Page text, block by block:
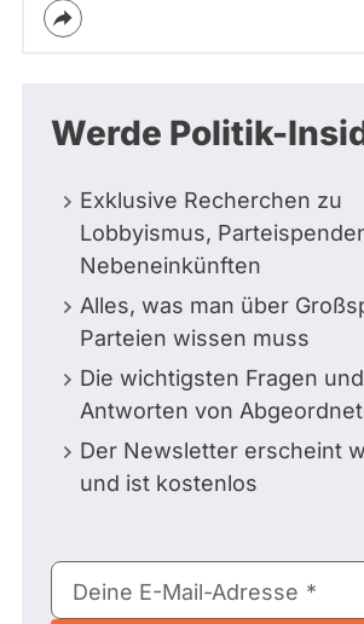
Werde Politik-
Exklusive Recherchen zu
Lobbyismus,
Nebeneinkünften
Alles, was man über
Parteien wissen muss
Die wichtigsten Fragen und
Antworten von
Der Newsletter erscheint
und ist kostenlos
E-
Mail-
Deine E-Mail-Adresse